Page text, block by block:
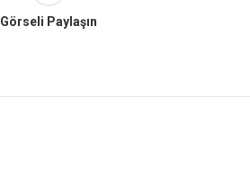
Görseli Paylaşın